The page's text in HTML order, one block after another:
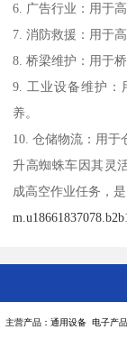
6. 广告行业：用于
7. 消防救援：用于
8. 桥梁维护：用于
9. 工业设备维护：
养。
10. 仓储物流：用于
升高蜘蛛车因其灵
成高空作业任务，
主营产品：通用设备 电子产